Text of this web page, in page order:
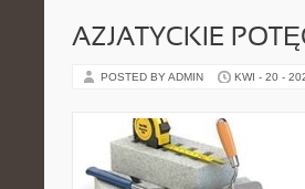
AZJATYCKIE
POSTED BY ADMIN KWI - 20 -